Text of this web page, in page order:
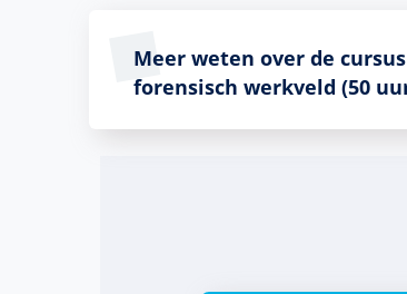
Meer weten over de
forensisch werkveld (50